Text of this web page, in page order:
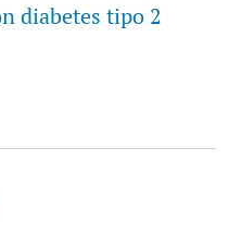
diabetes tipo 2